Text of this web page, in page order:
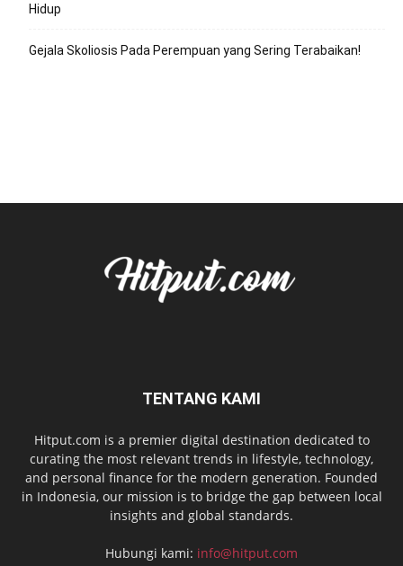
Hidup
Gejala Skoliosis Pada Perempuan yang Sering Terabaikan!
TENTANG KAMI
Hitput.com is a premier digital destination dedicated to
curating the most relevant trends in lifestyle, technology,
and personal finance for the modern generation. Founded
in Indonesia, our mission is to bridge the gap between local
insights and global standards.
Hubungi kami: info@hitput.com